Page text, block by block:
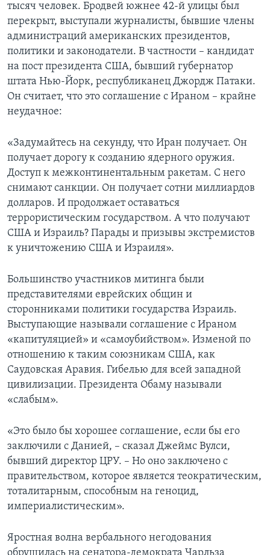
тысяч человек. Бродвей южнее 42-й улицы был
перекрыт, выступали журналисты, бывшие члены
администраций американских президентов,
политики и законодатели. В частности – кандидат
на пост президента США, бывший губернатор
штата Нью-Йорк, республиканец Джордж Патаки.
Он считает, что это соглашение с Ираном – крайне
неудачное:
«Задумайтесь на секунду, что Иран получает. Он
получает дорогу к созданию ядерного оружия.
Доступ к межконтинентальным ракетам. С него
снимают санкции. Он получает сотни миллиардов
долларов. И продолжает оставаться
террористическим государством. А что получают
США и Израиль? Парады и призывы экстремистов
к уничтожению США и Израиля».
Большинство участников митинга были
представителями еврейских общин и
сторонниками политики государства Израиль.
Выступающие называли соглашение с Ираном
«капитуляцией» и «самоубийством». Изменой по
отношению к таким союзникам США, как
Саудовская Аравия. Гибелью для всей западной
цивилизации. Президента Обаму называли
«слабым».
«Это было бы хорошее соглашение, если бы его
заключили с Данией, – сказал Джеймс Вулси,
бывший директор ЦРУ. – Но оно заключено с
правительством, которое является теократическим,
тоталитарным, способным на геноцид,
империалистическим».
Яростная волна вербального негодования